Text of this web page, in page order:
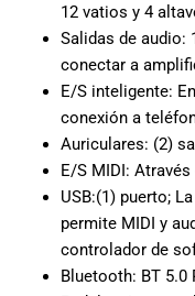
12 vatios y 4
Salidas de audio:
conectar a
E/S inteligente:
conexión a
Auriculares: (2)
E/S MIDI: Através
USB:(1) puerto;
permite MIDI y
controlador de
Bluetooth: BT